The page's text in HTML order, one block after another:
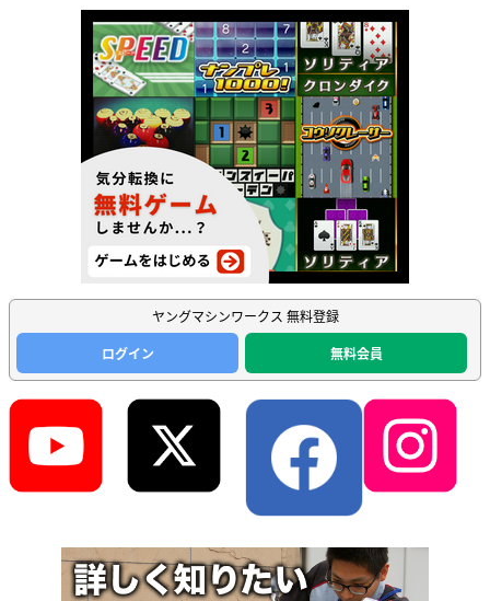
ヤングマシンワークス 無料登録
ログイン
無料会員